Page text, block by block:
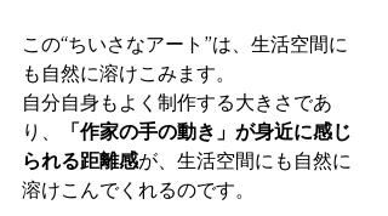
この“ちいさなアート”は、生活空間に
も自然に溶けこみます。
自分自身もよく制作する大きさであ
り、
「作家の手の動き」が身近に感じ
られる距離感が、生活空間にも自然に
溶けこんでくれるのです。